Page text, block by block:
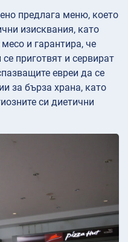
предлага меню, което
изисквания, като
и гарантира, че
приготвят и сервират
евреи да се
за бърза храна, като
си диетични